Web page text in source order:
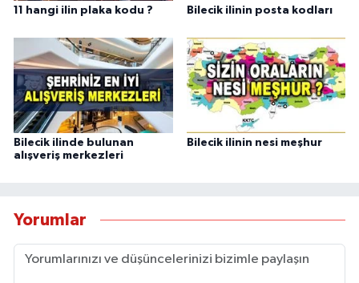
11 hangi ilin plaka kodu ? Bilecik ilinin posta kodları
Bilecik ilinde bulunan
alışveriş merkezleri
Bilecik ilinin nesi meşhur
Yorumlar